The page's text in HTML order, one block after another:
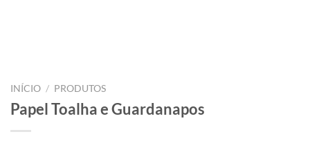
INÍCIO / PRODUTOS
Papel Toalha e Guardanapos